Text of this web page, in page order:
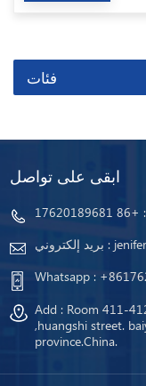
فئات
ابقى على تواصل
+86 17620189681
بريد إلكتروني :
Whatsapp :
Add : Room 411-
,huangshi street.
province.China.